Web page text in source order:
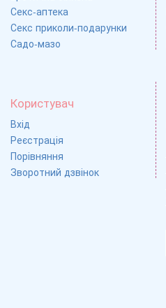
Секс-аптека
Секс приколи-подарунки
Садо-мазо
Користувач
Вхід
Реєстрація
Порівняння
Зворотний дзвінок